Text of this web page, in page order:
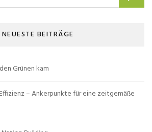
NEUESTE BEITRÄGE
Grünen kam
– Ankerpunkte für eine zeitgemäße